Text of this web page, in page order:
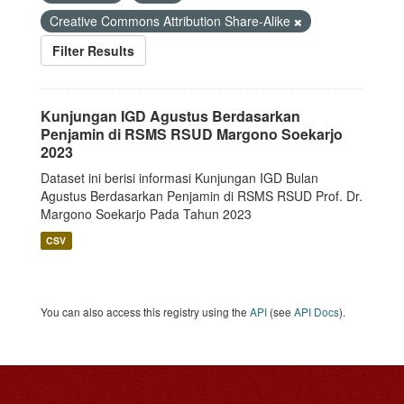
Creative Commons Attribution Share-Alike
Filter Results
Kunjungan IGD Agustus Berdasarkan
Penjamin di RSMS RSUD Margono Soekarjo
2023
Dataset ini berisi informasi Kunjungan IGD Bulan
Agustus Berdasarkan Penjamin di RSMS RSUD Prof. Dr.
Margono Soekarjo Pada Tahun 2023
CSV
You can also access this registry using the API (see API Docs).